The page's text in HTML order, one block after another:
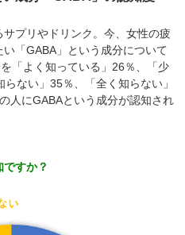
プリやドリンク。今、女性の疲
「GABA」という成分について
「よく知っている」26％、「少
ない」35％、「全く知らない」
人にGABAという成分が認知され
すか？